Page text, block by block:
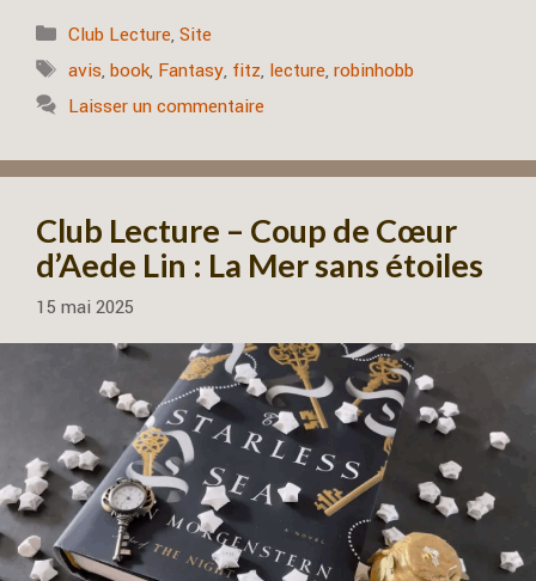
Catégories
Club Lecture,Site
Étiquettes
avis,book, Fantasy, fitz, lecture,robinhobb
Laisser un commentaire
Club Lecture – Coup de Cœur
d’Aede Lin : La Mer sans étoiles
15 mai 2025